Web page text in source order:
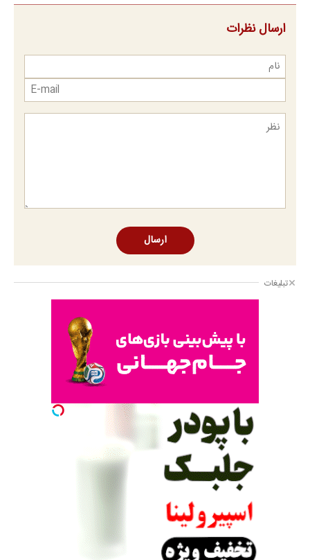
ارسال نظرات
ارسال
تبلیغات